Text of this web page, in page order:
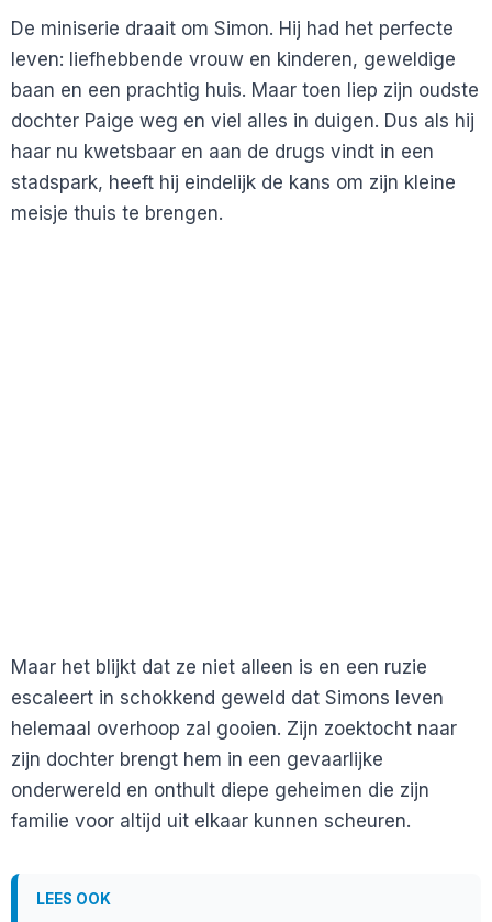
De miniserie draait om Simon. Hij had het perfecte
leven: liefhebbende vrouw en kinderen, geweldige
baan en een prachtig huis. Maar toen liep zijn oudste
dochter Paige weg en viel alles in duigen. Dus als hij
haar nu kwetsbaar en aan de drugs vindt in een
stadspark, heeft hij eindelijk de kans om zijn kleine
meisje thuis te brengen.
Maar het blijkt dat ze niet alleen is en een ruzie
escaleert in schokkend geweld dat Simons leven
helemaal overhoop zal gooien. Zijn zoektocht naar
zijn dochter brengt hem in een gevaarlijke
onderwereld en onthult diepe geheimen die zijn
familie voor altijd uit elkaar kunnen scheuren.
LEES OOK